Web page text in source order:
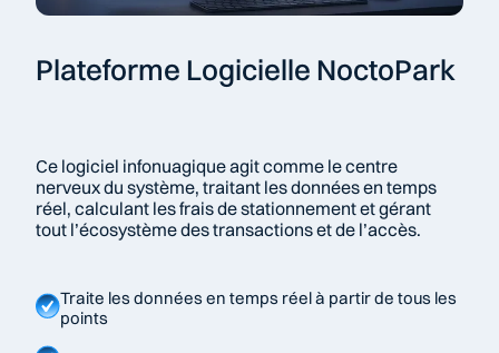
Plateforme Logicielle NoctoPark
Ce logiciel infonuagique agit comme le centre
nerveux du système, traitant les données en temps
réel, calculant les frais de stationnement et gérant
tout l’écosystème des transactions et de l’accès.
Traite les données en temps réel à partir de tous les
points